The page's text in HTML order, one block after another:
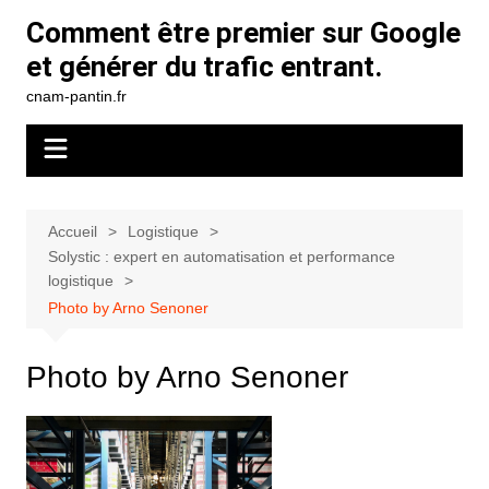
contenu
Comment être premier sur Google
et générer du trafic entrant.
cnam-pantin.fr
Accueil
Logistique
Solystic : expert en automatisation et performance
logistique
Photo by Arno Senoner
Photo by Arno Senoner